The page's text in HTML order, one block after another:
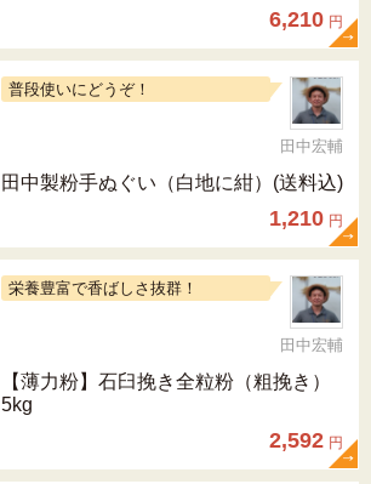
6,210 円
普段使いにどうぞ！
田中宏輔
田中製粉手ぬぐい（白地に紺）(送料込)
1,210 円
栄養豊富で香ばしさ抜群！
田中宏輔
【薄力粉】石臼挽き全粒粉（粗挽き）
5kg
2,592 円